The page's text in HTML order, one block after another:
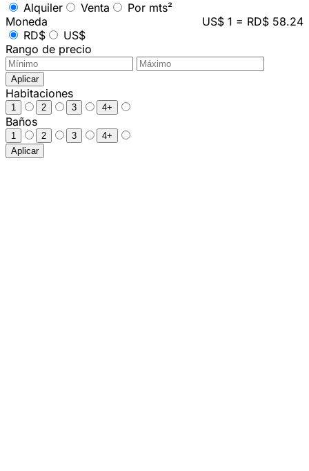
Alquiler
Venta
Por mts²
Moneda
US$ 1 = RD$ 58.24
RD$
US$
Rango de precio
Aplicar
Habitaciones
1 2 3 4+
Baños
1 2 3
4+
Aplicar